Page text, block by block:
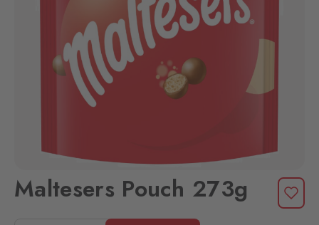
Maltesers Pouch 273g